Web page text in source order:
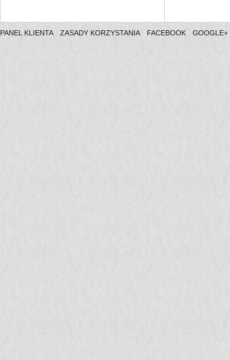
PANEL KLIENTA ZASADY KORZYSTANIA FACEBOOK GOOGLE+